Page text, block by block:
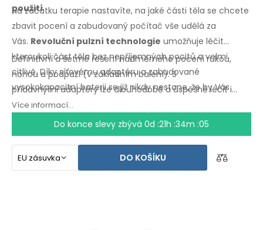
použití.
Na začátku terapie nastavíte, na jaké části těla se chcete
zbavit pocení a zabudovaný počítač vše udělá za
Vás. Revoluční pulzní technologie umožňuje léčit
kteroukoli část těla bez nepříjemných pocitů a velmi
citlivě. Díky síťovému adaptéru a zabudované
vysokokapacitní baterii se již nikdy nestane, že by Vás
zaskočili vybité baterie.
Definitivní a šetrné řešení nadměrného pocení rukou,
nohou a podpaží(v základnímbalení).S
přídavnýmiadaptéry lze dlouhodobě a úspěšně léčit i
nadměrné pocení hlavy, čela, břicha, zad, hýždí,
a dalšíchčástí těla.Záruka vrácení peněz
případěnespokojenostia expresnídopravapo
Více informací...
Do konce slevy zbývá 0d :21h :34m :04
DO KOŠÍKU